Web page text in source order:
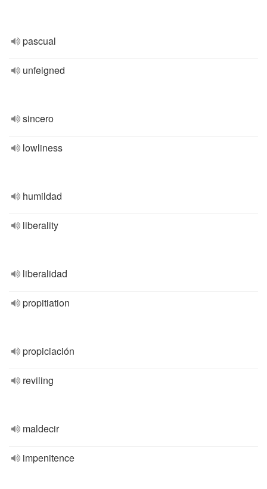
pascual
unfeigned
sincero
lowliness
humildad
liberality
liberalidad
propitiation
propiciación
reviling
maldecir
impenitence